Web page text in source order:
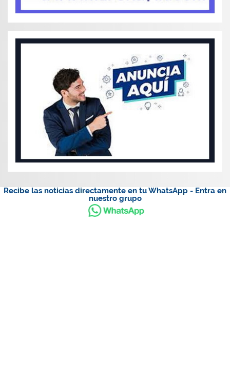
Recibe las noticias directamente en tu WhatsApp - Entra en
nuestro grupo